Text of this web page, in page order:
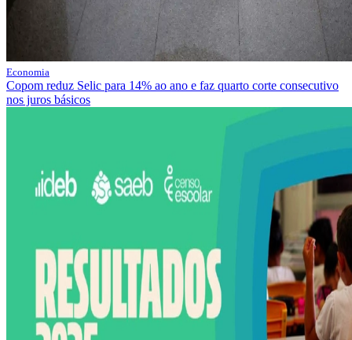
Economia
Copom reduz Selic para 14% ao ano e faz quarto corte consecutivo
nos juros básicos